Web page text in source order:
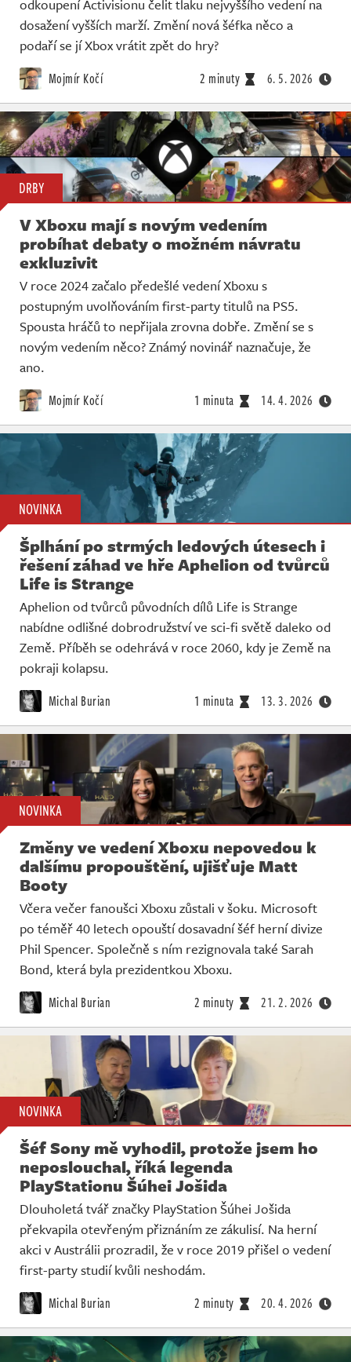
odkoupení Activisionu čelit tlaku nejvyššího vedení na
dosažení vyšších marží. Změní nová šéfka něco a
podaří se jí Xbox vrátit zpět do hry?
Mojmír Kočí 2 minuty 6. 5. 2026
DRBY
V Xboxu mají s novým vedením
probíhat debaty o možném návratu
exkluzivit
V roce 2024 začalo předešlé vedení Xboxu s
postupným uvolňováním first-party titulů na PS5.
Spousta hráčů to nepřijala zrovna dobře. Změní se s
novým vedením něco? Známý novinář naznačuje, že
ano.
Mojmír Kočí 1 minuta 14. 4. 2026
NOVINKA
Šplhání po strmých ledových útesech i
řešení záhad ve hře Aphelion od tvůrců
Life is Strange
Aphelion od tvůrců původních dílů Life is Strange
nabídne odlišné dobrodružství ve sci-fi světě daleko od
Země. Příběh se odehrává v roce 2060, kdy je Země na
pokraji kolapsu.
Michal Burian 1 minuta 13. 3. 2026
NOVINKA
Změny ve vedení Xboxu nepovedou k
dalšímu propouštění, ujišťuje Matt
Booty
Včera večer fanoušci Xboxu zůstali v šoku. Microsoft
po téměř 40 letech opouští dosavadní šéf herní divize
Phil Spencer. Společně s ním rezignovala také Sarah
Bond, která byla prezidentkou Xboxu.
Michal Burian 2 minuty 21. 2. 2026
NOVINKA
Šéf Sony mě vyhodil, protože jsem ho
neposlouchal, říká legenda
PlayStationu Šúhei Jošida
Dlouholetá tvář značky PlayStation Šúhei Jošida
překvapila otevřeným přiznáním ze zákulisí. Na herní
akci v Austrálii prozradil, že v roce 2019 přišel o vedení
first-party studií kvůli neshodám.
Michal Burian 2 minuty 20. 4. 2026